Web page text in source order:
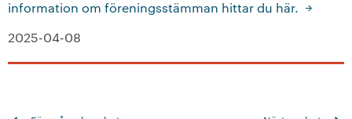
information om föreningsstämman hittar du här.
2025-04-08